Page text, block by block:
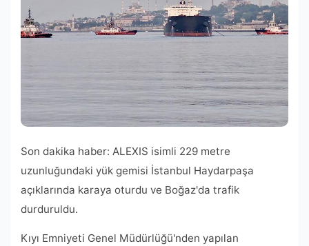
Son dakika haber: ALEXIS isimli 229 metre
uzunluğundaki yük gemisi İstanbul Haydarpaşa
açıklarında karaya oturdu ve Boğaz'da trafik
durduruldu.
Kıyı Emniyeti Genel Müdürlüğü'nden yapılan